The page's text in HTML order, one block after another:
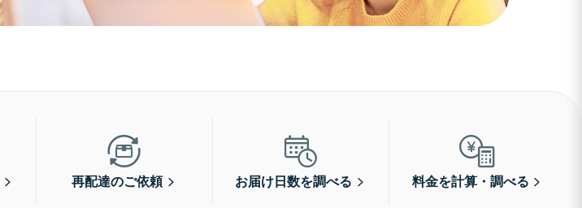
再配達のご依頼 お届け日数を調べる 料金を計算・調べる